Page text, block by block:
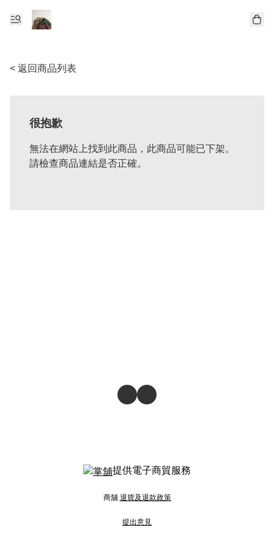
< 返回商品列表
很抱歉
無法在網站上找到此商品，此商品可能已下架。
請檢查商品連結是否正確。
提供電子商貿服務
商舖 退貨及退款政策
提出意見